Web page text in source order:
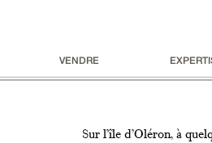
VENDRE
Sur l’île d’Oléron, à